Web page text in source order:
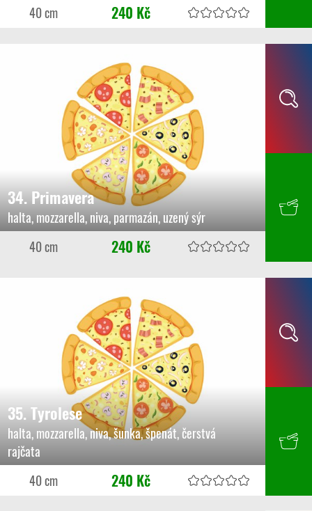
40 cm
240 Kč
34. Primavera
halta, mozzarella, niva, parmazán, uzený sýr
40 cm
240 Kč
35. Tyrolese
halta, mozzarella, niva, šunka, špenát, čerstvá
rajčata
40 cm
240 Kč